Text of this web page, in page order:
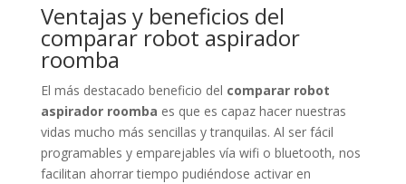
Ventajas y beneficios del
comparar robot aspirador
roomba
El más destacado beneficio del comparar robot
aspirador roomba es que es capaz hacer nuestras
vidas mucho más sencillas y tranquilas. Al ser fácil
programables y emparejables vía wifi o bluetooth, nos
facilitan ahorrar tiempo pudiéndose activar en